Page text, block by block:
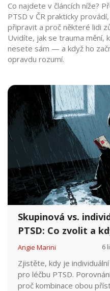
Co najdete v článcích níže?
PTSD v ČR prakticky
připravit a proč některé lidi
Uvidíte, jak se trauma mění,
nesete sám — a když ho
opravdu rozumí.
Skupinová vs.
PTSD: Co zvolit a
Angie Marini 6
Zjistěte, kdy je
pro léčbu PTSD.
proč kombinace obou